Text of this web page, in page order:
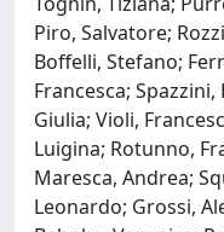
Piro, Salvatore;
Boffelli, Stefano;
Francesca;
Giulia; Violi,
Luigina; Rotunno,
Maresca, Andrea;
Leonardo; Grossi,